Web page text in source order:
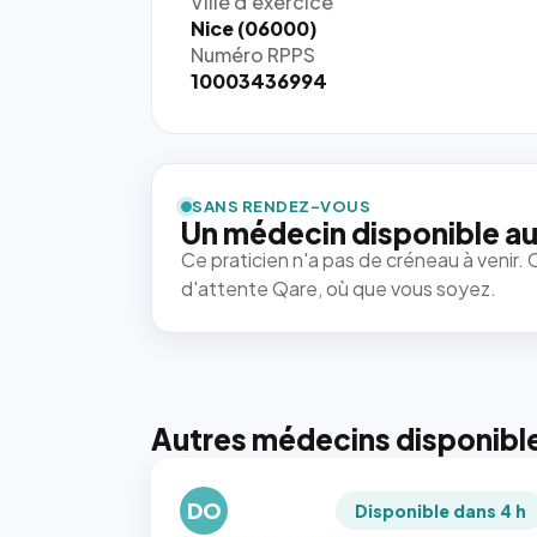
Nice (06000)
Numéro RPPS
10003436994
SANS RENDEZ-VOUS
Un médecin disponible
Ce praticien n'a pas de créneau à
d'attente Qare, où que vous soyez.
Autres médecins
DO Disponible dans 4 h